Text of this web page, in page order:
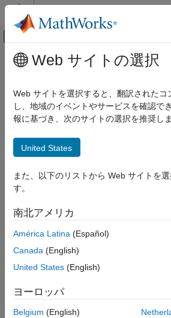
コンテンツへスキップ
オフキャンバス ナビ
ドキュメンテーションのホーム
ROS Toolbox
ノードの生成と展開
カテゴリ
ROS 2 標準ノードの生成と展開
ROS 2 コンポーネント ノードの生成と展開
メインコンテンツ
ROS 2 コンポーネン
成と展開
ROS 2 コンポーネント ノード用の C/
ROS 2 コンポーネント ノードは、標準
マネージャーを使用して管理され、次
共有プロセスで運用され、動的な
ートしている。
独自のmain関数はない。
コンポーネント ノードは共有プロセス
ス効率に優れ、通信オーバーヘッドが
Web サイトの選択
Web サイトを選択すると、翻訳されたコ
し、地域のイベントやサービスを確認で
報に基づき、次のサイトの選択を推奨し
United States
また、以下のリストから Web サイトを
す。
南北アメリカ
América Latina (Español)
Canada (English)
United States (English)
ヨーロッパ
Belgium (English)